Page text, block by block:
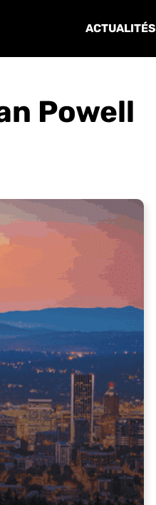
ACTUALITÉS
Powell